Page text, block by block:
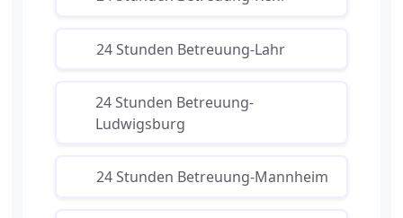
24 Stunden Betreuung-Lahr
24 Stunden Betreuung-
Ludwigsburg
24 Stunden Betreuung-Mannheim